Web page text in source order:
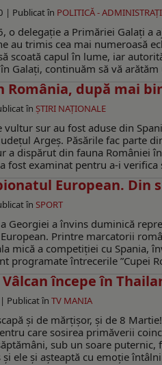
| Publicat în POLITICĂ -
o delegaţie a Primăriei Galaţi a
au trimis cea mai numeroasă
scoată capul în lume, iar
Galaţi, continuăm să vă
după mai
în ŞTIRI NAŢIONALE
vultur sur au fost aduse din
Argeș. Păsările fac parte
a dispărut din fauna României
fost examinat pentru a-i
European. Din
în SPORT
Georgiei a învins duminică
Printre marcatorii
mică a competiției cu Spania,
programate întrecerile ”Cupei
începe în
Publicat în TV MANIA
și de mărțișor, și de 8
care sosirea primăverii
sub un soare
ele și așteaptă cu emoție